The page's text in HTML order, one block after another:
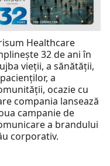
Healthcare
32 de ani în
vieții, a sănătății,
a
ocazie cu
compania lansează
campanie de
a brandului
corporativ.